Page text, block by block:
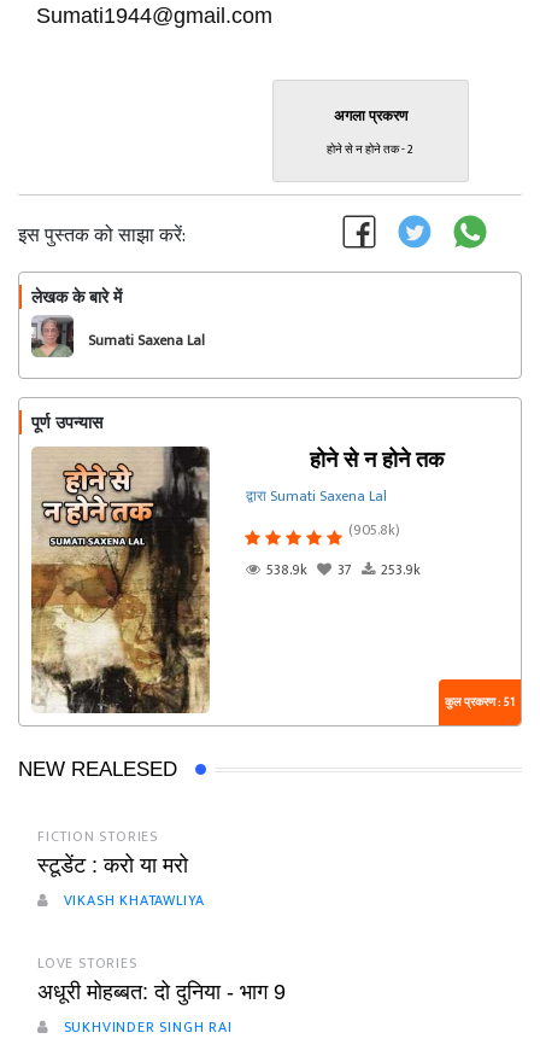
Sumati1944@gmail.com
अगला प्रकरण
होने से न होने तक - 2
इस पुस्तक को साझा करें:
लेखक के बारे में
Sumati Saxena Lal
पूर्ण उपन्यास
होने से न होने तक
द्वारा Sumati Saxena Lal
(905.8k)
538.9k
37 253.9k
कुल प्रकरण : 51
NEW REALESED
FICTION STORIES
स्टूडेंट : करो या मरो
VIKASH KHATAWLIYA
LOVE STORIES
अधूरी मोहब्बत: दो दुनिया - भाग 9
SUKHVINDER SINGH RAI